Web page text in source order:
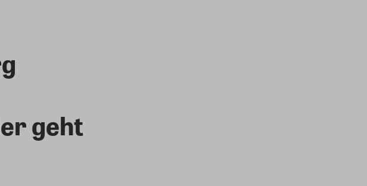
geht